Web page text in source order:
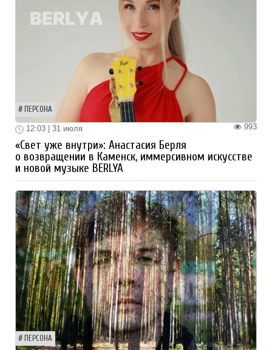
ПЕРСОНА
993
12:03 | 31 июля
«Свет уже внутри»: Анастасия Берля
о возвращении в Каменск, иммерсивном искусстве
и новой музыке BERLYA
ПЕРСОНА